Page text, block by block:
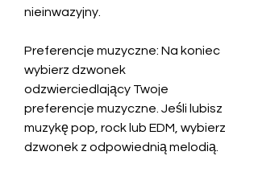
nieinwazyjny.
Preferencje muzyczne: Na koniec
wybierz dzwonek
odzwierciedlający Twoje
preferencje muzyczne. Jeśli lubisz
muzykę pop, rock lub EDM, wybierz
dzwonek z odpowiednią melodią.